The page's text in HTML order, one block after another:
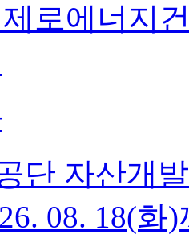
제로에너지
단 자산개
08. 18(화